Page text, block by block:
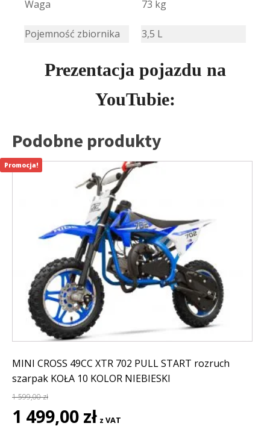
Waga 73 kg
Pojemność zbiornika 3,5 L
Prezentacja pojazdu na
YouTubie:
Podobne produkty
MINI CROSS 49CC XTR 702 PULL START rozruch
szarpak KOŁA 10 KOLOR NIEBIESKI
1 599,00zł
Pierwotna
cena
1 499,00 zł cena
z VAT
Promocja!